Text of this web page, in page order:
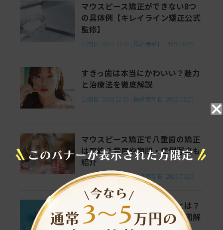
マウスピース矯正ができない8つ
の具体例【キレイライン矯正公式
監修】
公開日: 2024.12.20 | 最終更新日: 2026.06.23
すきっ歯は本当にかわいい？魅力
と治療法を徹底解説
公開日: 2024.12.19 | 最終更新日: 2026.03.23
マウスピース矯正で八重歯の矯正
は可能？費用や期間・症例写真も
紹介
公開日:2024.12.18|最終更新日: 2026.03.23
マウスピース矯正の仕組みとは？
歯並びが変わるメカニズムを図解